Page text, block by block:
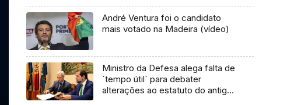
André Ventura foi o candidato
mais votado na Madeira (vídeo)
Ministro da Defesa alega falta de
`tempo útil` para debater
alterações ao estatuto do antigo